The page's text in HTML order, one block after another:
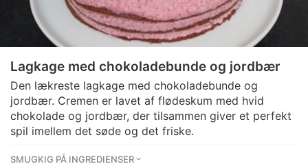
Lagkage med chokoladebunde og jordbær
Den lækreste lagkage med chokoladebunde og
jordbær. Cremen er lavet af flødeskum med hvid
chokolade og jordbær, der tilsammen giver et perfekt
spil imellem det søde og det friske.
SMUGKIG PÅ INGREDIENSER